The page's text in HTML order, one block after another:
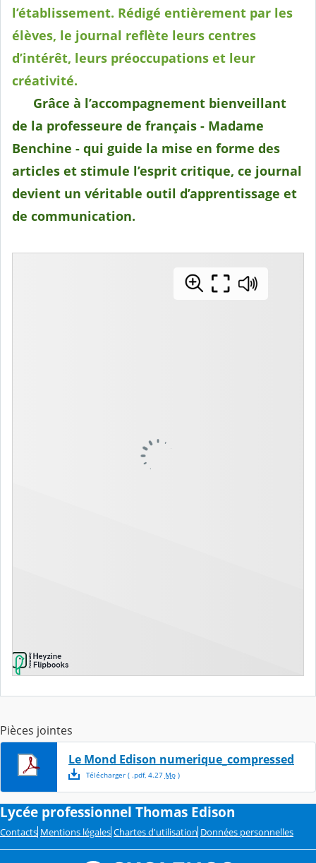
l’établissement. Rédigé entièrement par les
élèves, le journal reflète leurs centres
d’intérêt, leurs préoccupations et leur
créativité.
Grâce à l’accompagnement bienveillant
de la professeure de français - Madame
Benchine - qui guide la mise en forme des
articles et stimule l’esprit critique, ce journal
devient un véritable outil d’apprentissage et
de communication.
Pièces jointes
Le Mond Edison numerique_compressed
Télécharger( .pdf, 4.27 Mo)
Lycée professionnel Thomas Edison
Contacts Mentions légales Chartes d'utilisation Données personnelles